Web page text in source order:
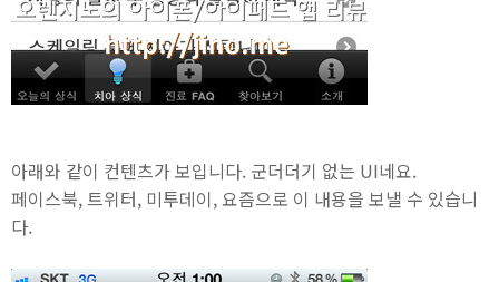
아래와 같이 컨텐츠가 보입니다. 군더더기 없는 UI네요.
페이스북, 트위터, 미투데이, 요즘으로 이 내용을 보낼 수 있습니
다.